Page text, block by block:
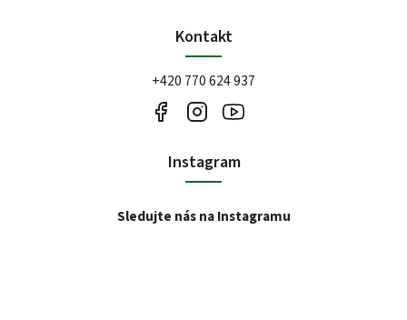
Kontakt
+420 770 624 937
Instagram
Sledujte nás na Instagramu